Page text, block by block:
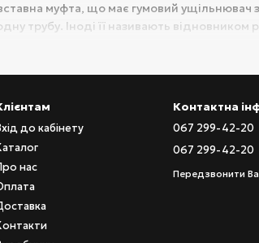
муфта, що має гумовий ущільнювач
трубу. Іноді її називають відновником
- з поліпропілену.
муфти з ребрами жорсткості.
всередині.
до кабінету
нас
Контактна
067 299-42-20
067 299-42-20
Передзвонити